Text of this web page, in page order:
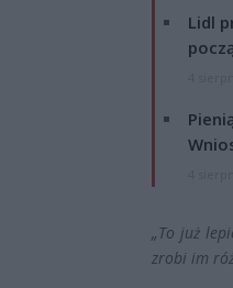
Lidl
„To już
zrobi im